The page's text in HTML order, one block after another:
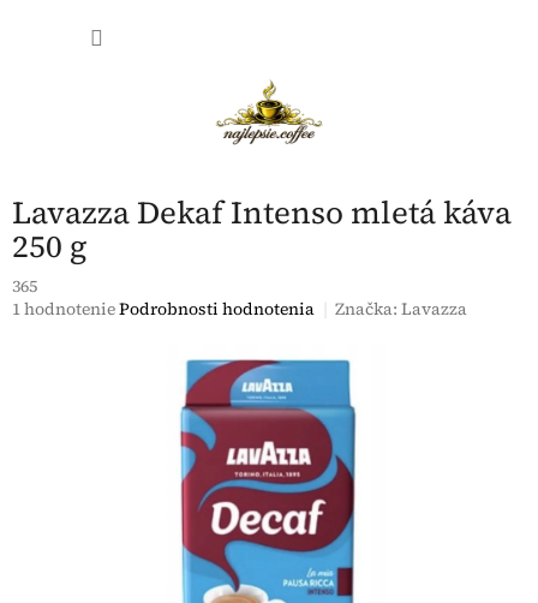
Lavazza Dekaf Intenso mletá káva
250 g
365
Priemerné
1 hodnoteniePodrobnosti hodnotenia Značka:Lavazza